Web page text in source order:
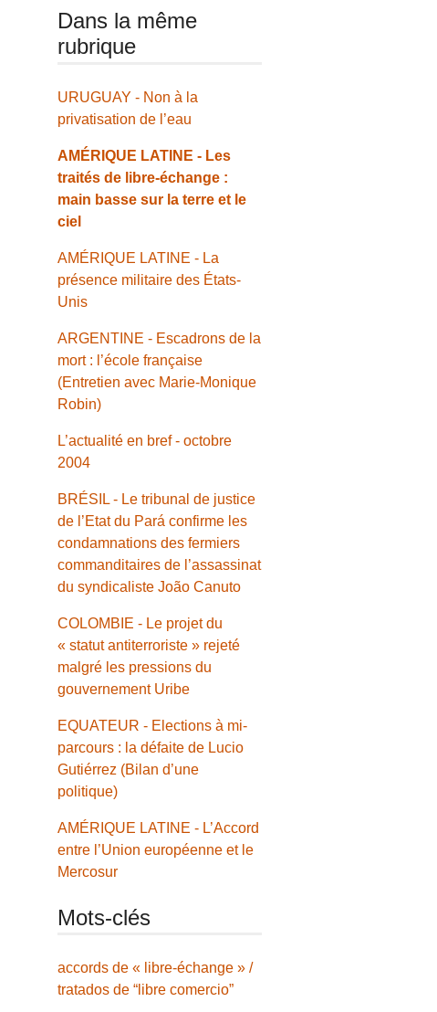
Dans la même
rubrique
URUGUAY - Non à la
privatisation de l’eau
AMÉRIQUE LATINE - Les
traités de libre-échange :
main basse sur la terre et le
ciel
AMÉRIQUE LATINE - La
présence militaire des États-
Unis
ARGENTINE - Escadrons de la
mort : l’école française
(Entretien avec Marie-Monique
Robin)
L’actualité en bref - octobre
2004
BRÉSIL - Le tribunal de justice
de l’Etat du Pará confirme les
condamnations des fermiers
commanditaires de l’assassinat
du syndicaliste João Canuto
COLOMBIE - Le projet du
« statut antiterroriste » rejeté
malgré les pressions du
gouvernement Uribe
EQUATEUR - Elections à mi-
parcours : la défaite de Lucio
Gutiérrez (Bilan d’une
politique)
AMÉRIQUE LATINE - L’Accord
entre l’Union européenne et le
Mercosur
Mots-clés
accords de « libre-échange » /
tratados de “libre comercio”